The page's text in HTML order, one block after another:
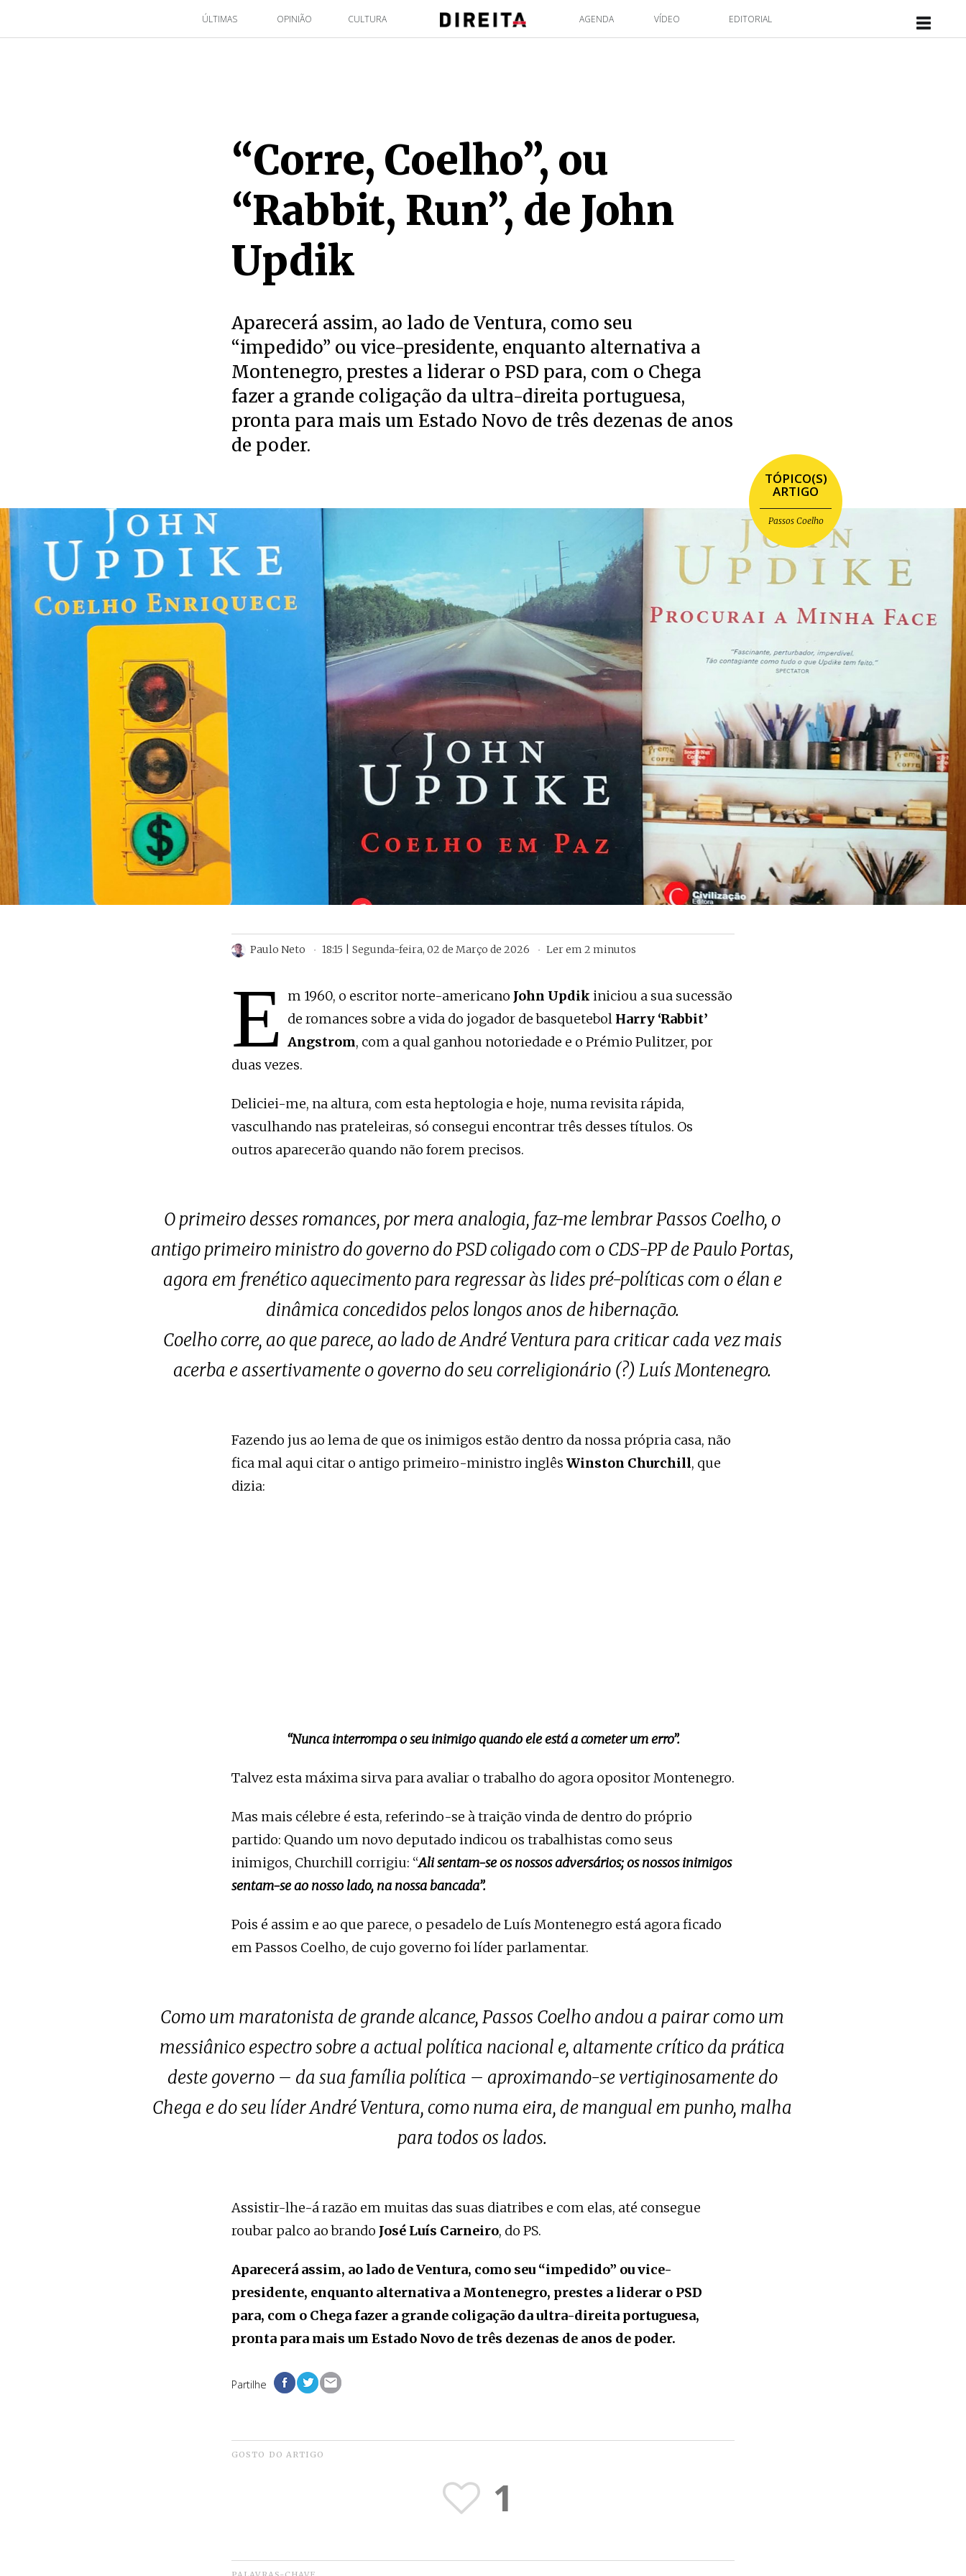
ÚLTIMAS OPINIÃO CULTURA AGENDA VÍDEO EDITORIAL
“Corre, Coelho”, ou
“Rabbit, Run”, de John
Updik
Aparecerá assim, ao lado de Ventura, como seu
“impedido” ou vice-presidente, enquanto alternativa a
Montenegro, prestes a liderar o PSD para, com o Chega
fazer a grande coligação da ultra-direita portuguesa,
pronta para mais um Estado Novo de três dezenas de anos
de poder.
TÓPICO(S)
ARTIGO
Passos Coelho
Paulo Neto 18:15 | Segunda-feira, 02 de Março de 2026 Ler em 2 minutos
E m 1960, o escritor norte-americano John Updik iniciou a sua sucessão
de romances sobre a vida do jogador de basquetebol Harry ‘Rabbit’
Angstrom, com a qual ganhou notoriedade e o Prémio Pulitzer, por
duas vezes.
Deliciei-me, na altura, com esta heptologia e hoje, numa revisita rápida,
vasculhando nas prateleiras, só consegui encontrar três desses títulos. Os
outros aparecerão quando não forem precisos.
O primeiro desses romances, por mera analogia, faz-me lembrar Passos Coelho, o
antigo primeiro ministro do governo do PSD coligado com o CDS-PP de Paulo Portas,
agora em frenético aquecimento para regressar às lides pré-políticas com o élan e
dinâmica concedidos pelos longos anos de hibernação.
Coelho corre, ao que parece, ao lado de André Ventura para criticar cada vez mais
acerba e assertivamente o governo do seu correligionário (?) Luís Montenegro.
Fazendo jus ao lema de que os inimigos estão dentro da nossa própria casa, não
fica mal aqui citar o antigo primeiro-ministro inglês Winston Churchill, que
dizia:
“Nunca interrompa o seu inimigo quando ele está a cometer um erro”.
Talvez esta máxima sirva para avaliar o trabalho do agora opositor Montenegro.
Mas mais célebre é esta, referindo-se à traição vinda de dentro do próprio
partido: Quando um novo deputado indicou os trabalhistas como seus
inimigos, Churchill corrigiu: “Ali sentam-se os nossos adversários; os nossos inimigos
sentam-se ao nosso lado, na nossa bancada”.
Pois é assim e ao que parece, o pesadelo de Luís Montenegro está agora ficado
em Passos Coelho, de cujo governo foi líder parlamentar.
Como um maratonista de grande alcance, Passos Coelho andou a pairar como um
messiânico espectro sobre a actual política nacional e, altamente crítico da prática
deste governo – da sua família política – aproximando-se vertiginosamente do
Chega e do seu líder André Ventura, como numa eira, de mangual em punho, malha
para todos os lados.
Assistir-lhe-á razão em muitas das suas diatribes e com elas, até consegue
roubar palco ao brando José Luís Carneiro, do PS.
Aparecerá assim, ao lado de Ventura, como seu “impedido” ou vice-
presidente, enquanto alternativa a Montenegro, prestes a liderar o PSD
para, com o Chega fazer a grande coligação da ultra-direita portuguesa,
pronta para mais um Estado Novo de três dezenas de anos de poder.
Partilhe
GOSTO DO ARTIGO
1